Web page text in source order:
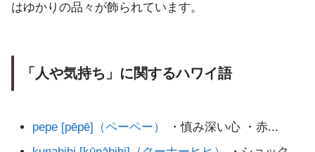
はゆかりの品々が飾られています。
「人や気持ち」に関するハワイ語
pepe [pēpē]（ペーペー）
・慎み深い心 ・赤...